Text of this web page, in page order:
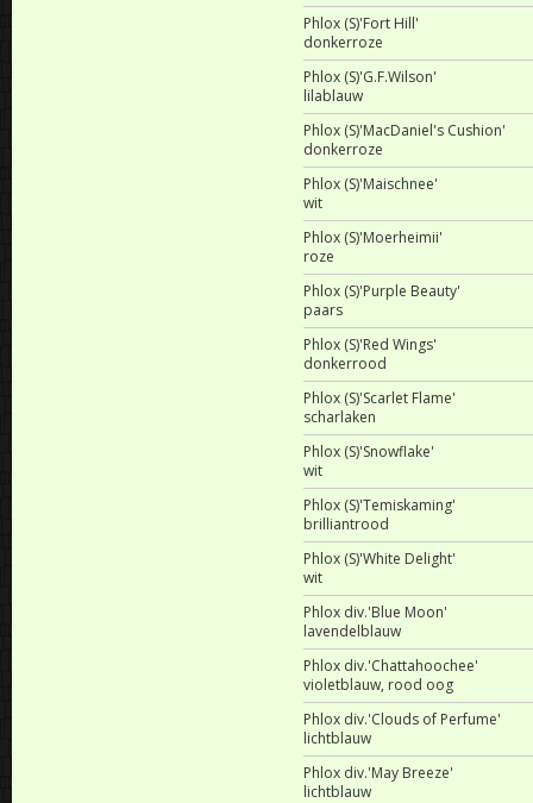
Phlox (S)'Fort Hill'
donkerroze
Phlox (S)'G.F.Wilson'
lilablauw
Phlox (S)'MacDaniel's Cushion'
donkerroze
Phlox (S)'Maischnee'
wit
Phlox (S)'Moerheimii'
roze
Phlox (S)'Purple Beauty'
paars
Phlox (S)'Red Wings'
donkerrood
Phlox (S)'Scarlet Flame'
scharlaken
Phlox (S)'Snowflake'
wit
Phlox (S)'Temiskaming'
brilliantrood
Phlox (S)'White Delight'
wit
Phlox div.'Blue Moon'
lavendelblauw
Phlox div.'Chattahoochee'
violetblauw, rood oog
Phlox div.'Clouds of Perfume'
lichtblauw
Phlox div.'May Breeze'
lichtblauw